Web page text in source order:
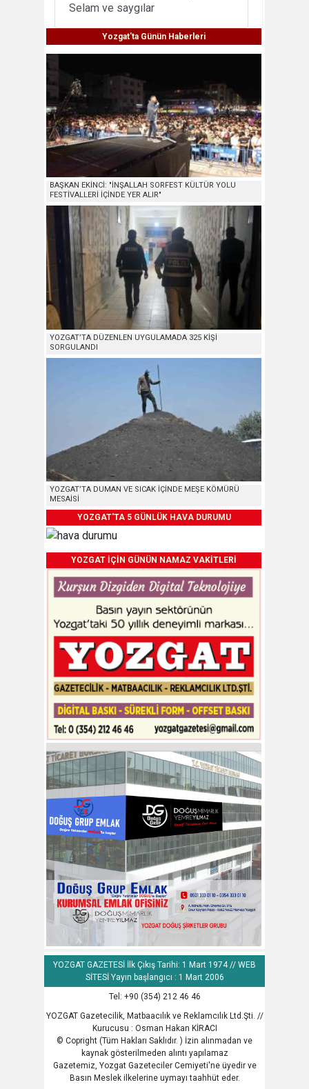
Selam ve saygılar
Yozgat'ta Günün Haberleri
BAŞKAN EKİNCİ: "İNŞALLAH SORFEST KÜLTÜR YOLU
FESTİVALLERİ İÇİNDE YER ALIR"
YOZGAT’TA DÜZENLEN UYGULAMADA 325 KİŞİ
SORGULANDI
YOZGAT’TA DUMAN VE SICAK İÇİNDE MEŞE KÖMÜRÜ
MESAİSİ
YOZGAT'TA 5 GÜNLÜK HAVA DURUMU
YOZGAT İÇİN GÜNÜN NAMAZ VAKİTLERİ
YOZGAT GAZETESİ İlk Çıkış Tarihi: 1 Mart 1974 // WEB
SİTESİ Yayın başlangıcı : 1 Mart 2006
Tel: +90 (354) 212 46 46
YOZGAT Gazetecilik, Matbaacılık ve Reklamcılık Ltd.Şti. //
Kurucusu : Osman Hakan KİRACI
© Copright (Tüm Hakları Saklıdır. ) İzin alınmadan ve
kaynak gösterilmeden alıntı yapılamaz
Gazetemiz, Yozgat Gazeteciler Cemiyeti'ne üyedir ve
Basın Meslek ilkelerine uymayı taahhüt eder.